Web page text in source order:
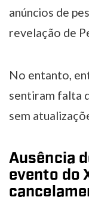
anúncios de
revelação de
No entanto,
sentiram falta
sem
Ausência
evento do